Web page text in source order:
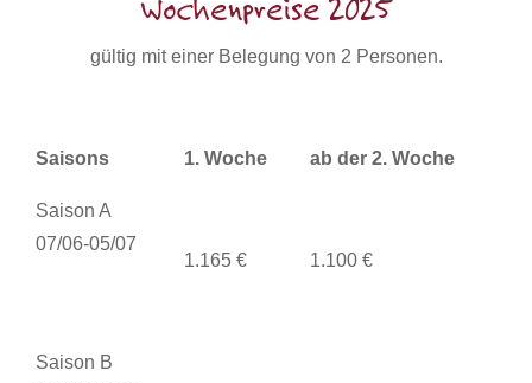
Wochenpreise 2025
gültig mit einer Belegung von 2 Personen.
Saisons 1. Woche ab der 2. Woche
Saison A
07/06-05/07
1.165 €
1.100 €
Saison B